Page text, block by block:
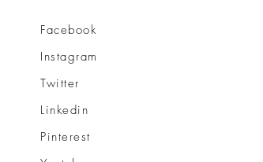
Facebook
Instagram
Twitter
Linkedin
Pinterest